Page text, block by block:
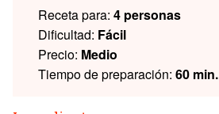
Receta para: 4 personas
Dificultad: Fácil
Precio: Medio
Tiempo de preparación: 60 min.